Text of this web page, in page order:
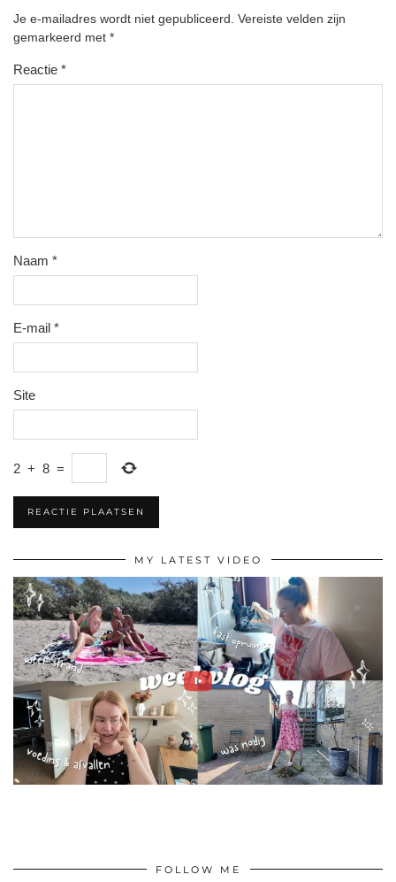
Je e-mailadres wordt niet gepubliceerd. Vereiste velden zijn
gemarkeerd met *
Reactie *
Naam *
E-mail *
Site
2 + 8 =
MY LATEST VIDEO
FOLLOW ME